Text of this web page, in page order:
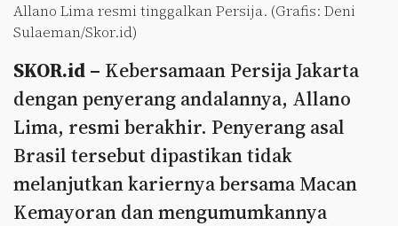
Allano Lima resmi tinggalkan Persija. (Grafis: Deni
Sulaeman/Skor.id)
SKOR.id – Kebersamaan Persija Jakarta
dengan penyerang andalannya, Allano
Lima, resmi berakhir. Penyerang asal
Brasil tersebut dipastikan tidak
melanjutkan kariernya bersama Macan
Kemayoran dan mengumumkannya